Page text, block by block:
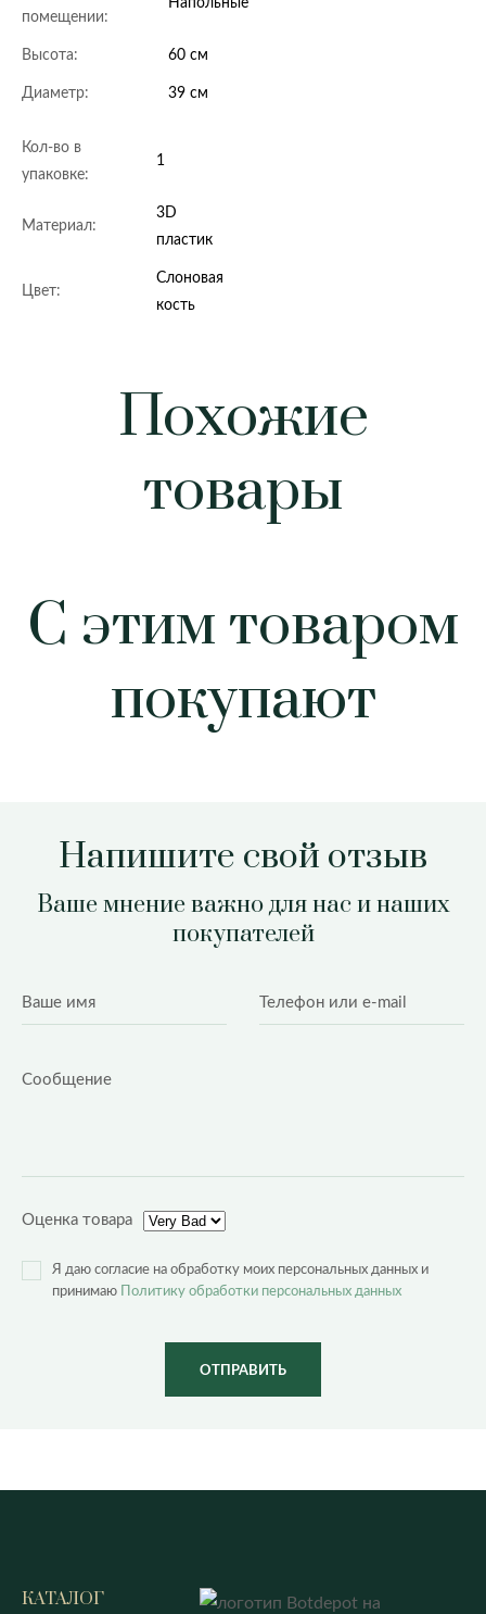
помещении:
Напольные
Высота: 60 см
Диаметр: 39 см
Кол-во в
упаковке:
1
Материал:
3D
пластик
Цвет:
Слоновая
кость
Похожие
товары
С этим товаром
покупают
Напишите свой отзыв
Ваше мнение важно для нас и наших
покупателей
Оценка товара
Я даю согласие на обработку моих персональных данных и
принимаю
Политику обработки персональных данных
ОТПРАВИТЬ
КАТАЛОГ